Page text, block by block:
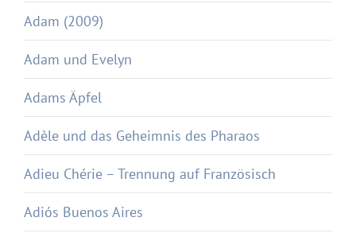
Adam (2009)
Adam und Evelyn
Adams Äpfel
Adèle und das Geheimnis des Pharaos
Adieu Chérie – Trennung auf Französisch
Adiós Buenos Aires